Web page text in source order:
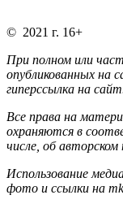
© 2021 г. 16+
При полном или
опубликованных на
гиперссылка на
Все права на
охраняются в
числе, об
Использование
фото и ссылки на